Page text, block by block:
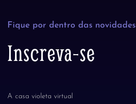
Fique por dentro das novidades
Inscreva-se
A casa violeta virtual